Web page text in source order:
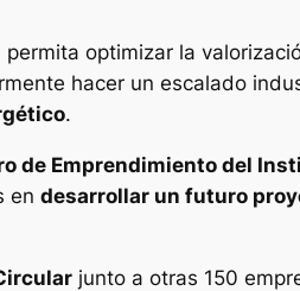
optimizar la
hacer un escalado
.
de Emprendimiento del
en desarrollar un futuro
junto a otras 150